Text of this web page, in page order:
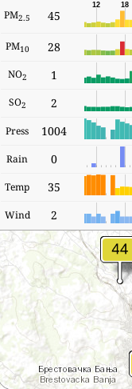
PM2.5 45
18
12
PM10 28
NO2 1
SO2 2
Press 1004
Rain 0
Temp 35
Wind 2